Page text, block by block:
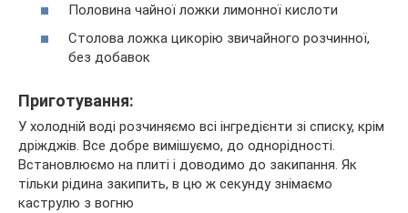
Половина чайної ложки лимонної кислоти
Столова ложка цикорію звичайного розчинної,
без добавок
Приготування:
У холодній воді розчиняємо всі інгредієнти зі списку, крім
дріжджів. Все добре вимішуємо, до однорідності.
Встановлюємо на плиті і доводимо до закипання. Як
тільки рідина закипить, в цю ж секунду знімаємо
каструлю з вогню